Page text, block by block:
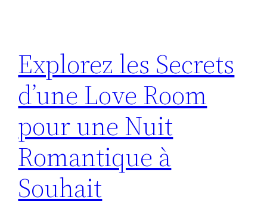
Explorez les Secrets
d’une Love Room
pour une Nuit
Romantique à
Souhait